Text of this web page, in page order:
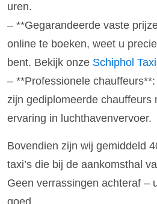
uren.
– **Gegarandeerde vaste
online te boeken, weet u
bent. Bekijk onze Schiphol
– **Professionele
zijn gediplomeerde chauffeurs
ervaring in luchthavenvervoer.
Bovendien zijn wij gemiddeld
taxi’s die bij de aankomsthal
Geen verrassingen achteraf –
goed.